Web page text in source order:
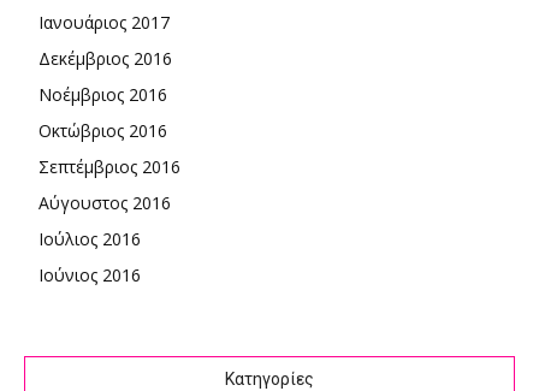
Ιανουάριος 2017
Δεκέμβριος 2016
Νοέμβριος 2016
Οκτώβριος 2016
Σεπτέμβριος 2016
Αύγουστος 2016
Ιούλιος 2016
Ιούνιος 2016
Kατηγορίες